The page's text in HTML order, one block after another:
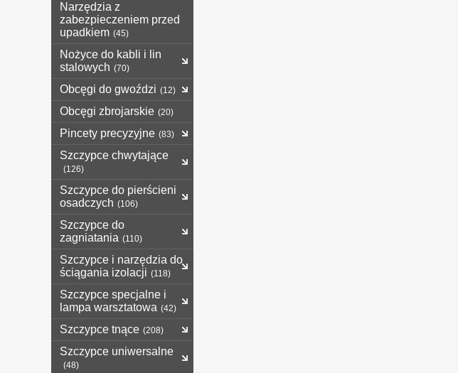
Narzędzia z
zabezpieczeniem przed
upadkiem (45)
Nożyce do kabli i lin
stalowych (70)
Obcęgi do gwoździ (12)
Obcęgi zbrojarskie (20)
Pincety precyzyjne (83)
Szczypce chwytające
(126)
Szczypce do pierścieni
osadczych (106)
Szczypce do
zagniatania (110)
Szczypce i narzędzia do
ściągania izolacji (118)
Szczypce specjalne i
lampa warsztatowa (42)
Szczypce tnące (208)
Szczypce uniwersalne
(48)